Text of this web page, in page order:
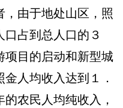
由于地处山区，照
占到总人口的３
项目的启动和新型城
人均收入达到１．
农民人均纯收入，